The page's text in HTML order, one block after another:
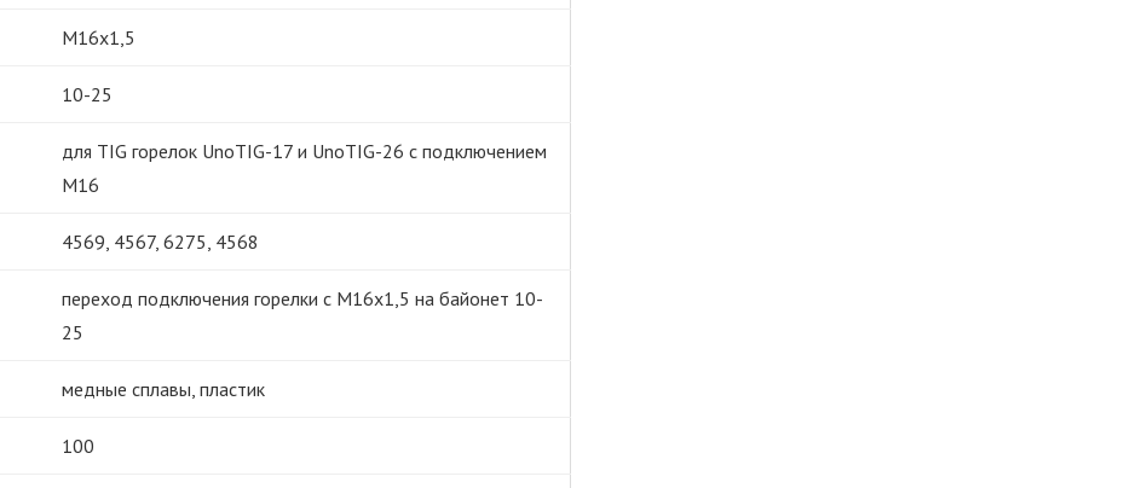
М16х1,5
10-25
для TIG горелок UnoTIG-17 и UnoTIG-26 с подключением
М16
4569, 4567, 6275, 4568
переход подключения горелки с М16х1,5 на байонет 10-
25
медные сплавы, пластик
100